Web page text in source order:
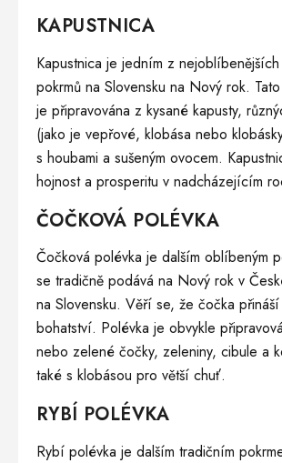
KAPUSTNICA
Kapustnica je jedním z
pokrmů na Slovensku na Nový rok.
je připravována z kysané kapusty,
(jako je vepřové, klobása nebo
s houbami a sušeným ovocem.
hojnost a prosperitu v nadcházejícím
ČOČKOVÁ POLÉVKA
Čočková polévka je dalším oblíbeným
se tradičně podává na Nový rok v
na Slovensku. Věří se, že čočka
bohatství. Polévka je obvykle
nebo zelené čočky, zeleniny, cibule a
také s klobásou pro větší chuť.
RYBÍ POLÉVKA
Rybí polévka je dalším tradičním